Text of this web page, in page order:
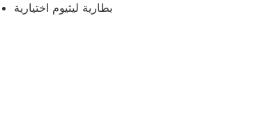
بطارية ليثيوم اختيارية